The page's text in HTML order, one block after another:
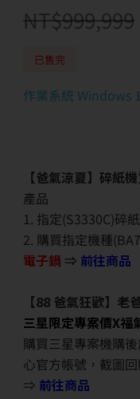
NT$999,999
已售完
作業系統 Windows
【爸氣涼夏】碎紙
產品
1. 指定(S3330C)碎
2. 購買指定機種
電子鍋 ⇒ 前往商品
【88 爸氣狂歡】老
三星限定專案價X福
購買三星專案機購
心官方帳號，截圖
⇒ 前往商品